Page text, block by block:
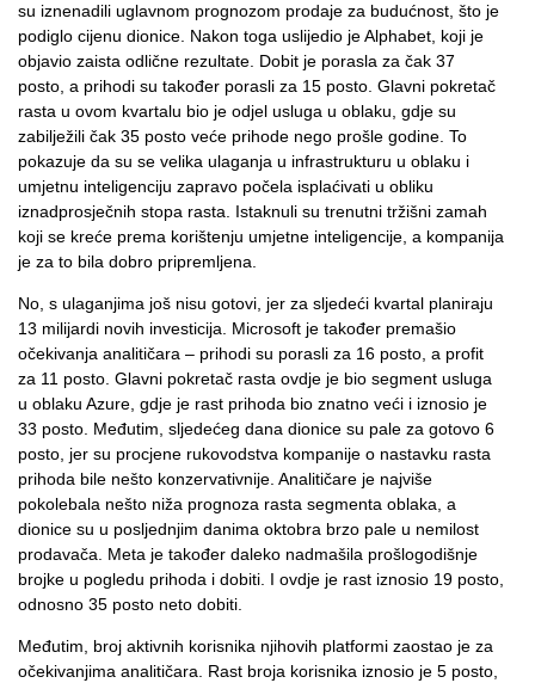
su iznenadili uglavnom prognozom prodaje za budućnost, što je
podiglo cijenu dionice. Nakon toga uslijedio je Alphabet, koji je
objavio zaista odlične rezultate. Dobit je porasla za čak 37
posto, a prihodi su također porasli za 15 posto. Glavni pokretač
rasta u ovom kvartalu bio je odjel usluga u oblaku, gdje su
zabilježili čak 35 posto veće prihode nego prošle godine. To
pokazuje da su se velika ulaganja u infrastrukturu u oblaku i
umjetnu inteligenciju zapravo počela isplaćivati u obliku
iznadprosječnih stopa rasta. Istaknuli su trenutni tržišni zamah
koji se kreće prema korištenju umjetne inteligencije, a kompanija
je za to bila dobro pripremljena.
No, s ulaganjima još nisu gotovi, jer za sljedeći kvartal planiraju
13 milijardi novih investicija. Microsoft je također premašio
očekivanja analitičara – prihodi su porasli za 16 posto, a profit
za 11 posto. Glavni pokretač rasta ovdje je bio segment usluga
u oblaku Azure, gdje je rast prihoda bio znatno veći i iznosio je
33 posto. Međutim, sljedećeg dana dionice su pale za gotovo 6
posto, jer su procjene rukovodstva kompanije o nastavku rasta
prihoda bile nešto konzervativnije. Analitičare je najviše
pokolebala nešto niža prognoza rasta segmenta oblaka, a
dionice su u posljednjim danima oktobra brzo pale u nemilost
prodavača. Meta je također daleko nadmašila prošlogodišnje
brojke u pogledu prihoda i dobiti. I ovdje je rast iznosio 19 posto,
odnosno 35 posto neto dobiti.
Međutim, broj aktivnih korisnika njihovih platformi zaostao je za
očekivanjima analitičara. Rast broja korisnika iznosio je 5 posto,